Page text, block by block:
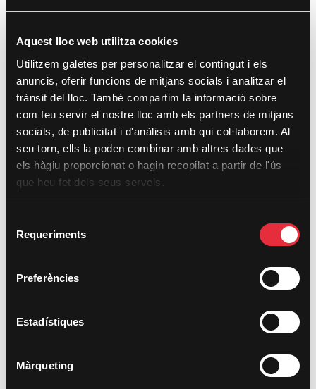
Aquest lloc web utilitza cookies
Utilitzem galetes per personalitzar el contingut i els
anuncis, oferir funcions de mitjans socials i analitzar el
trànsit del lloc. També compartim la informació sobre
com feu servir el nostre lloc amb els partners de mitjans
socials, de publicitat i d'anàlisis amb qui col·laborem. Al
seu torn, ells la poden combinar amb altres dades que
els hàgiu proporcionat o hagin recopilat a partir de l'ús
que heu fet dels seus serveis.
Requeriments
Preferències
Estadístiques
Màrqueting
Archives
April 2022
March 2022
September 2021
April 2021
December 2020
December 2019
November 2019
June 2019
November 2016